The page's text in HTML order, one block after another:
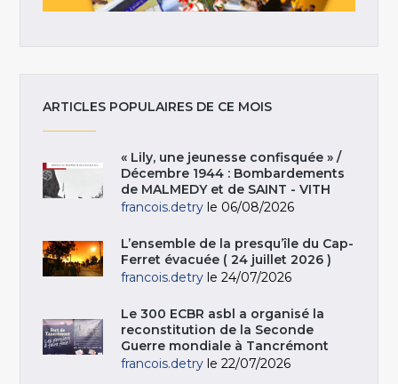
ARTICLES POPULAIRES DE CE MOIS
« Lily, une jeunesse confisquée » /
Décembre 1944 : Bombardements
de MALMEDY et de SAINT - VITH
francois.detry le 06/08/2026
L’ensemble de la presqu’île du Cap-
Ferret évacuée ( 24 juillet 2026 )
francois.detry le 24/07/2026
Le 300 ECBR asbl a organisé la
reconstitution de la Seconde
Guerre mondiale à Tancrémont
francois.detry le 22/07/2026